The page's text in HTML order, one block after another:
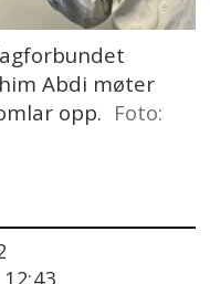
Abdi møter
opp. Foto:
12:43